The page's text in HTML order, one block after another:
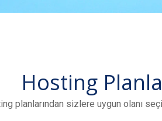
Hosting
planlarından sizlere uygun olanı